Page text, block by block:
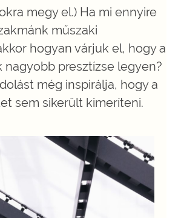
megy el.) Ha mi ennyire
műszaki
hogyan várjuk el, hogy a
nagyobb presztízse legyen?
még inspirálja, hogy a
sem sikerült kimeríteni.